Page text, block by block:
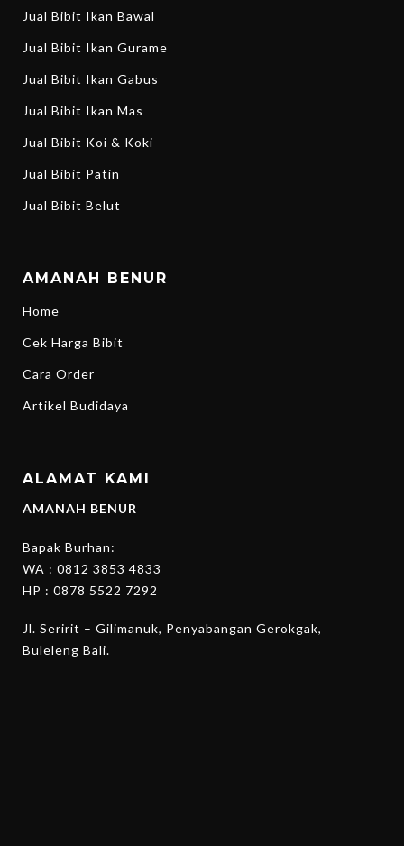
Jual Bibit Ikan Bawal
Jual Bibit Ikan Gurame
Jual Bibit Ikan Gabus
Jual Bibit Ikan Mas
Jual Bibit Koi & Koki
Jual Bibit Patin
Jual Bibit Belut
AMANAH BENUR
Home
Cek Harga Bibit
Cara Order
Artikel Budidaya
ALAMAT KAMI
AMANAH BENUR
Bapak Burhan:
WA : 0812 3853 4833
HP : 0878 5522 7292
Jl. Seririt – Gilimanuk, Penyabangan Gerokgak,
Buleleng Bali.